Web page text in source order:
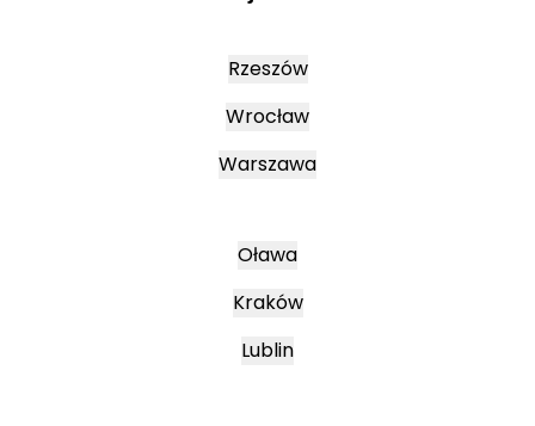
Rzeszów
Wrocław
Warszawa
Oława
Kraków
Lublin